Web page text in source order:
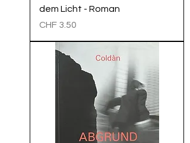
dem Licht - Roman
Preis
CHF 3.50